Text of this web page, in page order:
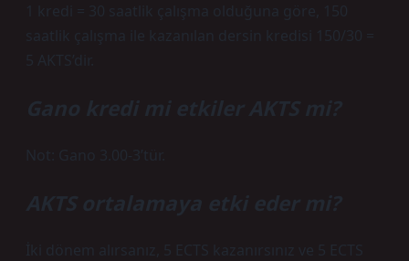
1 kredi = 30 saatlik çalışma olduğuna göre, 150
saatlik çalışma ile kazanılan dersin kredisi 150/30 =
5 AKTS’dir.
Gano kredi mi etkiler AKTS mi?
Not: Gano 3.00-3’tür.
AKTS ortalamaya etki eder mi?
İki dönem alırsanız, 5 ECTS kazanırsınız ve 5 ECTS